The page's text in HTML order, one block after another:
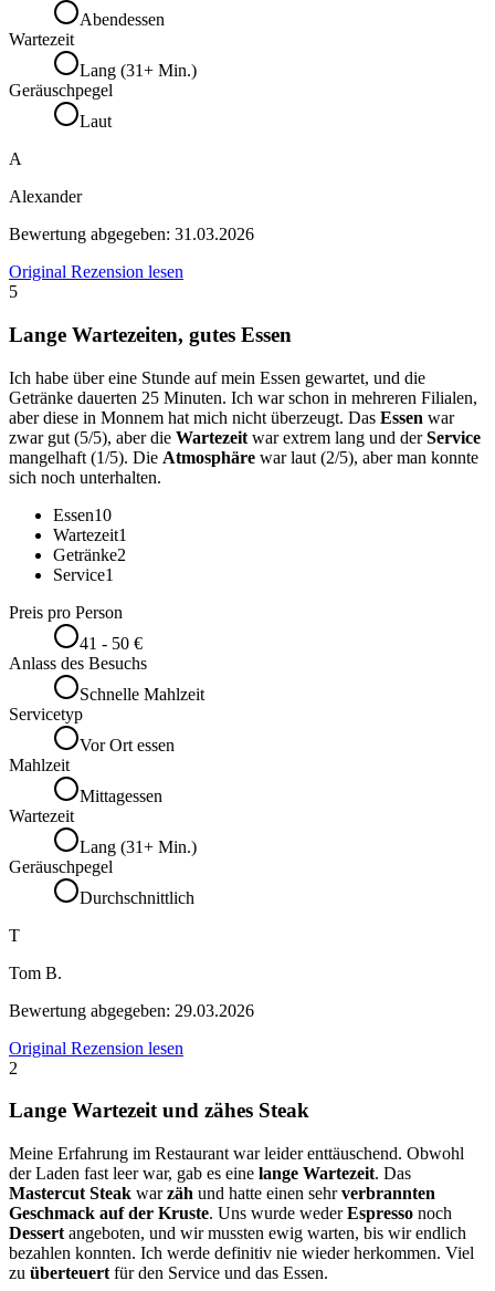
Abendessen
Wartezeit
Lang (31+ Min.)
Geräuschpegel
Laut
A
Alexander
Bewertung abgegeben: 31.03.2026
Original Rezension lesen
5
Lange Wartezeiten, gutes Essen
Ich habe über eine Stunde auf mein Essen gewartet, und die
Getränke dauerten 25 Minuten. Ich war schon in mehreren Filialen,
aber diese in Monnem hat mich nicht überzeugt. Das Essen war
zwar gut (5/5), aber die Wartezeit war extrem lang und derService
mangelhaft (1/5). Die Atmosphäre war laut (2/5), aber man konnte
sich noch unterhalten.
Essen10
Wartezeit1
Getränke2
Service1
Preis pro Person
41 - 50 €
Anlass des Besuchs
Schnelle Mahlzeit
Servicetyp
Vor Ort essen
Mahlzeit
Mittagessen
Wartezeit
Lang (31+ Min.)
Geräuschpegel
Durchschnittlich
T
Tom B.
Bewertung abgegeben: 29.03.2026
Original Rezension lesen
2
Lange Wartezeit und zähes Steak
Meine Erfahrung im Restaurant war leider enttäuschend. Obwohl
der Laden fast leer war, gab es eine lange Wartezeit. Das
Mastercut Steak warzäh und hatte einen sehrverbrannten
Geschmack auf der Kruste. Uns wurde wederEspresso noch
Dessert angeboten, und wir mussten ewig warten, bis wir endlich
bezahlen konnten. Ich werde definitiv nie wieder herkommen. Viel
zu überteuert für den Service und das Essen.